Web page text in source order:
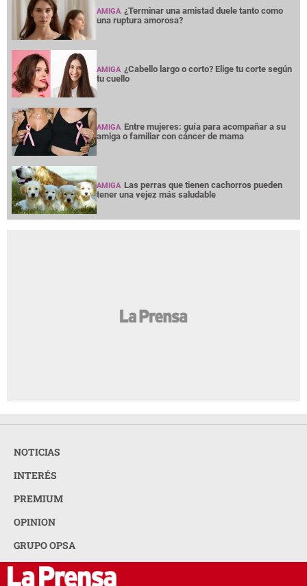
AMIGA ¿Terminar una amistad duele tanto como
una ruptura amorosa?
AMIGA ¿Cabello largo o corto? Elige tu corte según
tu cuello
AMIGA Entre mujeres: guía para acompañar a su
amiga o familiar con cáncer de mama
AMIGA Las perras que tienen cachorros pueden
tener una vejez más saludable
NOTICIAS
INTERÉS
PREMIUM
OPINION
GRUPO OPSA